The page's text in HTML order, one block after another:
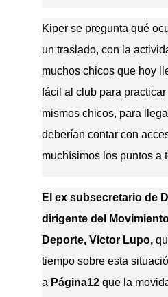
Kiper se pregunta qué
un traslado, con la
muchos chicos que hoy
fácil al club para
mismos chicos, para
deberían contar con
muchísimos los puntos a
El ex subsecretario de
dirigente del
Deporte, Víctor Lupo,
tiempo sobre esta
a Página12que la